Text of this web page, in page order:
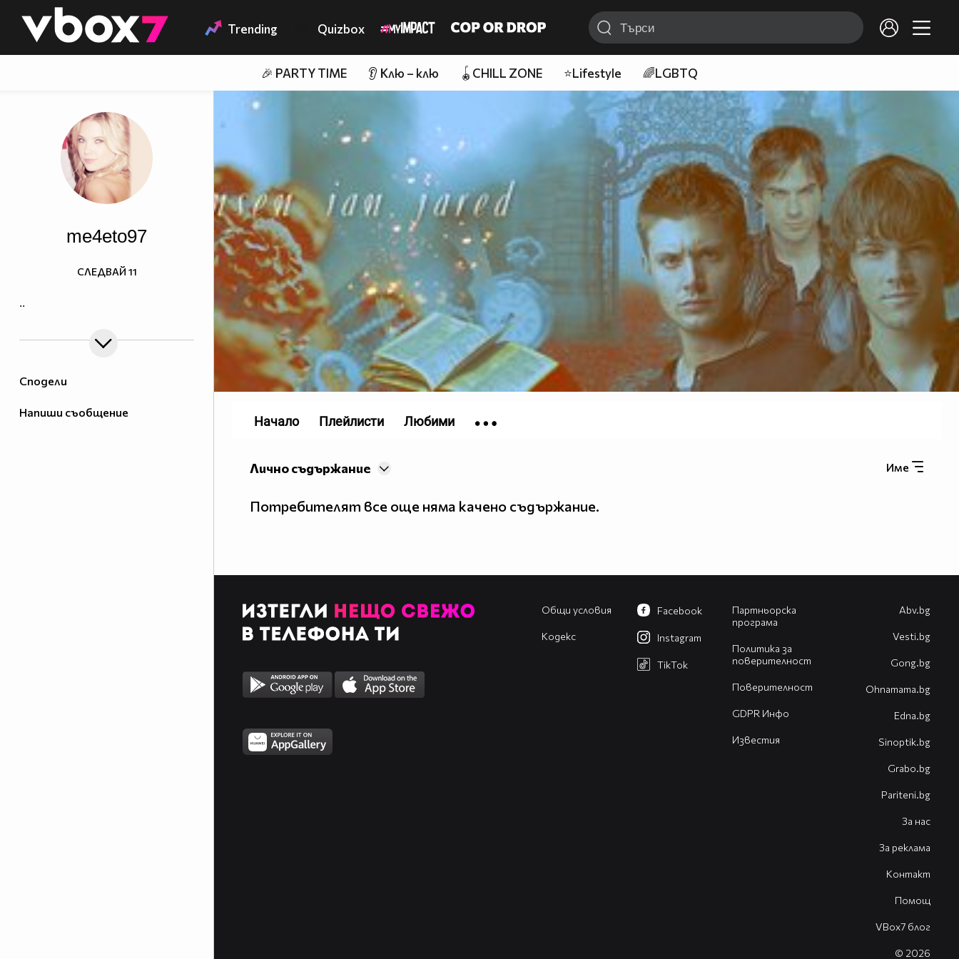
👾 Trending Quizbox
🎉 PARTY TIME 👂 Клю – клю 🪀CHILL ZONE ⭐Lifestyle 🌈LGBTQ
Сподели
Напиши съобщение
me4eto97
..
СЛЕДВАЙ 11
Име
Лично съдържание
Потребителят все още няма качено съдържание.
Начало Плейлисти Любими
Общи условия
Кодекс
Партньорска
програма
Политика за
поверителност
Поверителност
GDPR Инфо
Известия
Facebook
Instagram
TikTok
Abv.bg
Vesti.bg
Gong.bg
Оhnamama.bg
Edna.bg
Sinoptik.bg
Grabo.bg
Pariteni.bg
За нас
За реклама
Контакт
Помощ
VBox7 блог
© 2026